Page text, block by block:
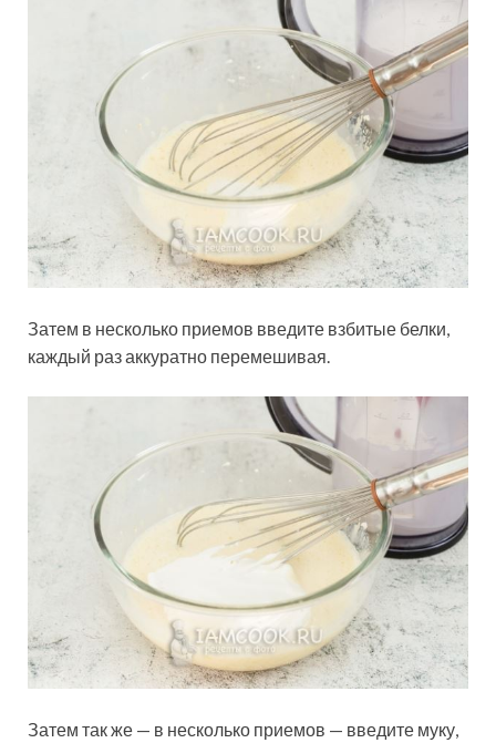
Затем в несколько приемов введите взбитые белки,
каждый раз аккуратно перемешивая.
Затем так же — в несколько приемов — введите муку,